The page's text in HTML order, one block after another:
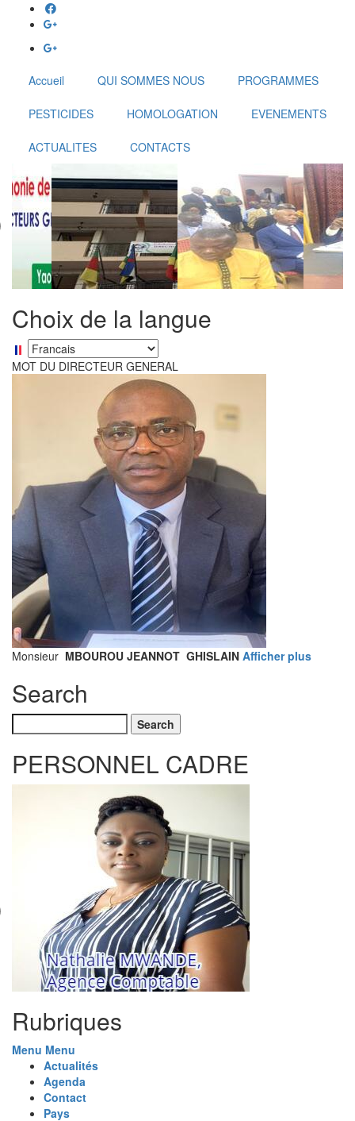
principal
Accueil
QUI SOMMES NOUS PROGRAMMES
PESTICIDES HOMOLOGATION EVENEMENTS
ACTUALITES CONTACTS
Choix de la langue
Select
your
language
MOT DU DIRECTEUR GENERAL
Monsieur MBOUROU JEANNOT GHISLAIN Afficher plus
Search
PERSONNEL CADRE
Rubriques
Menu Menu
Actualités
Agenda
Contact
Pays